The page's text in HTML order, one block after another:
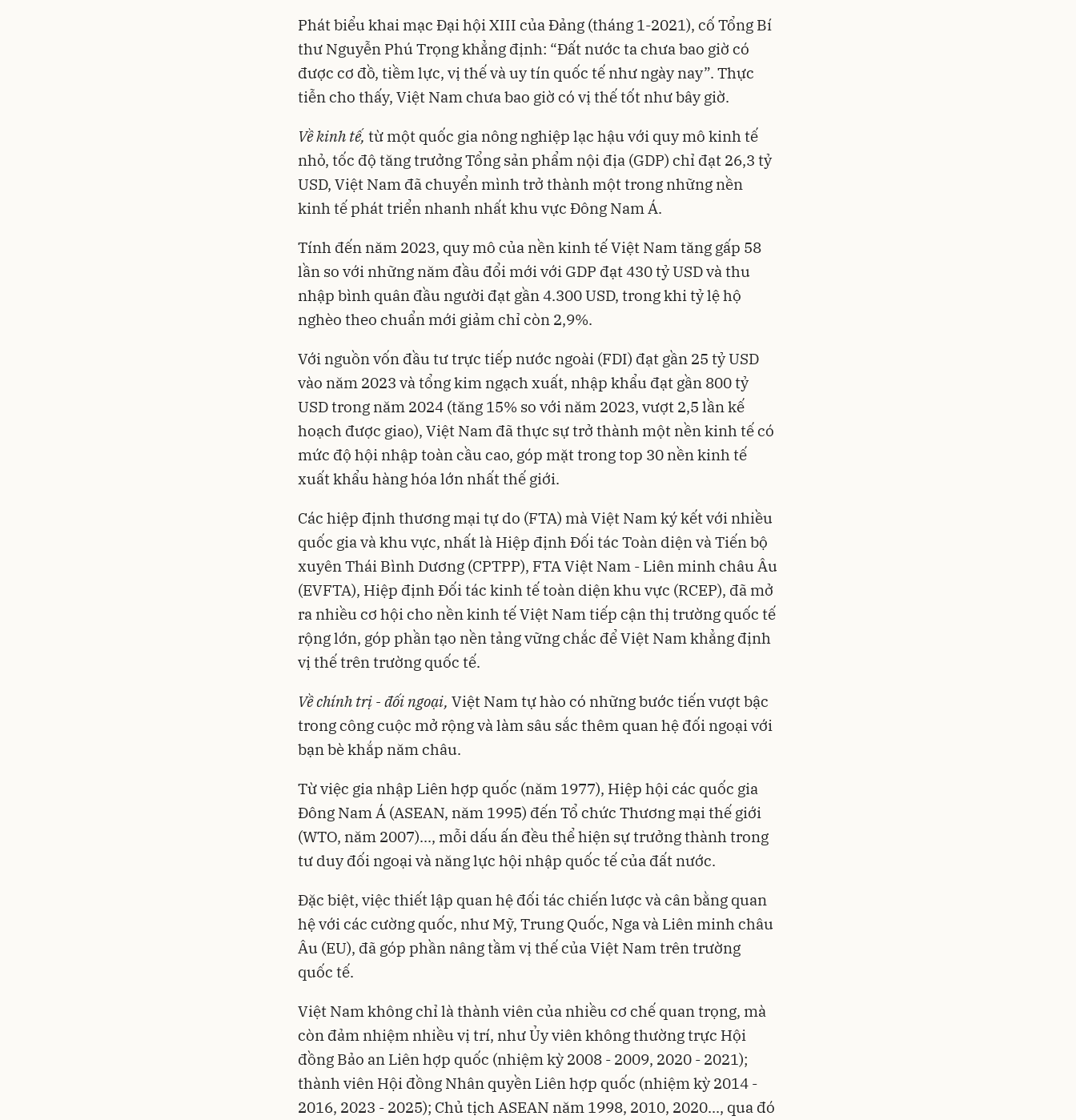
Phát biểu khai mạc Đại hội XIII của Đảng (tháng 1-2021), cố Tổng Bí
thư Nguyễn Phú Trọng khẳng định: “Đất nước ta chưa bao giờ có
được cơ đồ, tiềm lực, vị thế và uy tín quốc tế như ngày nay”. Thực
tiễn cho thấy, Việt Nam chưa bao giờ có vị thế tốt như bây giờ.
Về kinh tế, từ một quốc gia nông nghiệp lạc hậu với quy mô kinh tế
nhỏ, tốc độ tăng trưởng Tổng sản phẩm nội địa (GDP) chỉ đạt 26,3 tỷ
USD, Việt Nam đã chuyển mình trở thành một trong những nền
kinh tế phát triển nhanh nhất khu vực Đông Nam Á.
Tính đến năm 2023, quy mô của nền kinh tế Việt Nam tăng gấp 58
lần so với những năm đầu đổi mới với GDP đạt 430 tỷ USD và thu
nhập bình quân đầu người đạt gần 4.300 USD, trong khi tỷ lệ hộ
nghèo theo chuẩn mới giảm chỉ còn 2,9%.
Với nguồn vốn đầu tư trực tiếp nước ngoài (FDI) đạt gần 25 tỷ USD
vào năm 2023 và tổng kim ngạch xuất, nhập khẩu đạt gần 800 tỷ
USD trong năm 2024 (tăng 15% so với năm 2023, vượt 2,5 lần kế
hoạch được giao), Việt Nam đã thực sự trở thành một nền kinh tế có
mức độ hội nhập toàn cầu cao, góp mặt trong top 30 nền kinh tế
xuất khẩu hàng hóa lớn nhất thế giới.
Các hiệp định thương mại tự do (FTA) mà Việt Nam ký kết với nhiều
quốc gia và khu vực, nhất là Hiệp định Đối tác Toàn diện và Tiến bộ
xuyên Thái Bình Dương (CPTPP), FTA Việt Nam - Liên minh châu Âu
(EVFTA), Hiệp định Đối tác kinh tế toàn diện khu vực (RCEP), đã mở
ra nhiều cơ hội cho nền kinh tế Việt Nam tiếp cận thị trường quốc tế
rộng lớn, góp phần tạo nền tảng vững chắc để Việt Nam khẳng định
vị thế trên trường quốc tế.
Về chính trị - đối ngoại, Việt Nam tự hào có những bước tiến vượt bậc
trong công cuộc mở rộng và làm sâu sắc thêm quan hệ đối ngoại với
bạn bè khắp năm châu.
Từ việc gia nhập Liên hợp quốc (năm 1977), Hiệp hội các quốc gia
Đông Nam Á (ASEAN, năm 1995) đến Tổ chức Thương mại thế giới
(WTO, năm 2007)..., mỗi dấu ấn đều thể hiện sự trưởng thành trong
tư duy đối ngoại và năng lực hội nhập quốc tế của đất nước.
Đặc biệt, việc thiết lập quan hệ đối tác chiến lược và cân bằng quan
hệ với các cường quốc, như Mỹ, Trung Quốc, Nga và Liên minh châu
Âu (EU), đã góp phần nâng tầm vị thế của Việt Nam trên trường
quốc tế.
Việt Nam không chỉ là thành viên của nhiều cơ chế quan trọng, mà
còn đảm nhiệm nhiều vị trí, như Ủy viên không thường trực Hội
đồng Bảo an Liên hợp quốc (nhiệm kỳ 2008 - 2009, 2020 - 2021);
thành viên Hội đồng Nhân quyền Liên hợp quốc (nhiệm kỳ 2014 -
2016, 2023 - 2025); Chủ tịch ASEAN năm 1998, 2010, 2020..., qua đó